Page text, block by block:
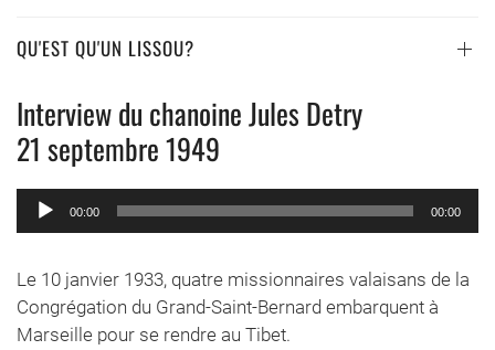
QU'EST QU'UN LISSOU?
Interview du chanoine Jules Detry
21 septembre 1949
Lecteur
audio
00:00 00:00
Le 10 janvier 1933, quatre missionnaires valaisans de la
Congrégation du Grand-Saint-Bernard embarquent à
Marseille pour se rendre au Tibet.